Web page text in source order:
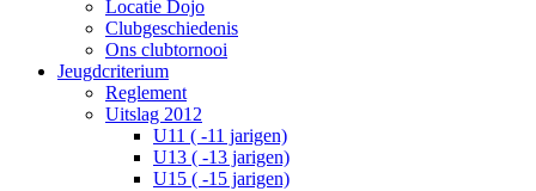
Locatie Dojo
Clubgeschiedenis
Ons clubtornooi
Jeugdcriterium
Reglement
Uitslag 2012
U11 ( -11 jarigen)
U13 ( -13 jarigen)
U15 ( -15 jarigen)